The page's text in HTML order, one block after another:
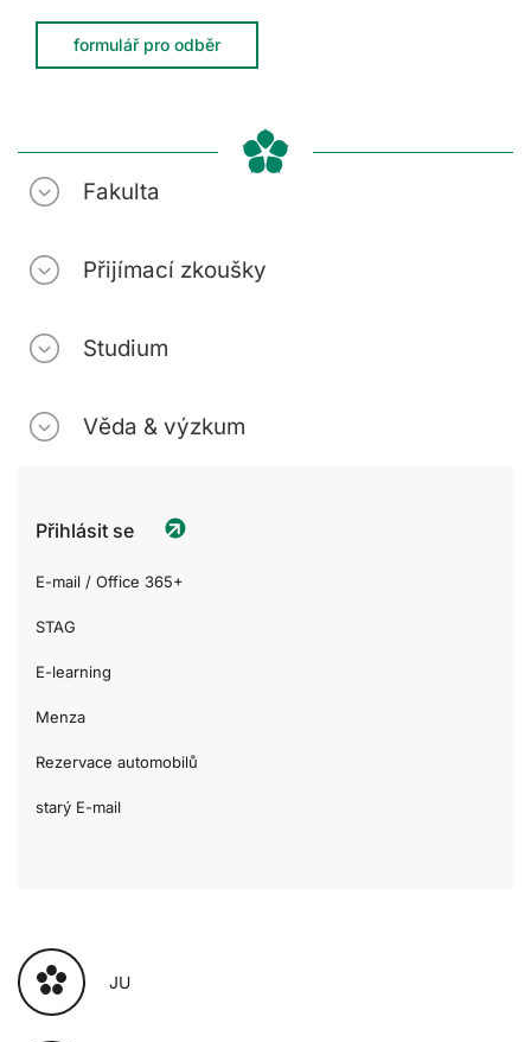
formulář pro odběr
Fakulta
Přijímací zkoušky
Studium
Věda & výzkum
Přihlásit se
E-mail / Office 365+
STAG
E-learning
Menza
Rezervace automobilů
starý E-mail
JU